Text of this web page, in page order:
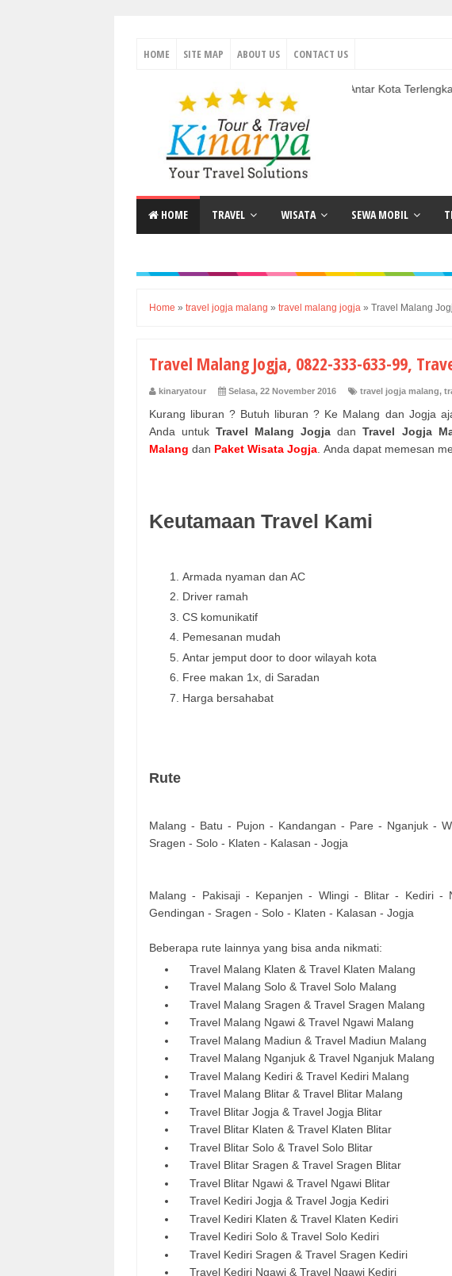
HOME SITE MAP ABOUT US CONTACT US
Travel Antar Kota Terlengkap |
HOME TRAVEL WISATA SEWA MOBIL
Home » travel jogja malang » travel malang jogja » Travel Malang
Travel Malang Jogja, 0822-333-633-99,
kinaryatour Selasa, 22 November 2016 travel jogja malang,
Kurang liburan ? Butuh liburan ? Ke Malang dan Jogja
Anda untukTravel Malang Jogja danTravel Jogja
Malang dan Paket Wisata Jogja . Anda dapat memesan
Keutamaan Travel Kami
Armada nyaman dan AC
Driver ramah
CS komunikatif
Pemesanan mudah
Antar jemput door to door wilayah kota
Free makan 1x, di Saradan
Harga bersahabat
Rute
Malang - Batu - Pujon - Kandangan - Pare - Nganjuk -
Sragen - Solo - Klaten - Kalasan - Jogja
Malang - Pakisaji - Kepanjen - Wlingi - Blitar - Kediri -
Gendingan - Sragen - Solo - Klaten - Kalasan - Jogja
Beberapa rute lainnya yang bisa anda nikmati:
Travel Malang Klaten & Travel Klaten Malang
Travel Malang Solo & Travel Solo Malang
Travel Malang Sragen & Travel Sragen Malang
Travel Malang Ngawi & Travel Ngawi Malang
Travel Malang Madiun & Travel Madiun Malang
Travel Malang Nganjuk & Travel Nganjuk Malang
Travel Malang Kediri & Travel Kediri Malang
Travel Malang Blitar & Travel Blitar Malang
Travel Blitar Jogja & Travel Jogja Blitar
Travel Blitar Klaten & Travel Klaten Blitar
Travel Blitar Solo & Travel Solo Blitar
Travel Blitar Sragen & Travel Sragen Blitar
Travel Blitar Ngawi & Travel Ngawi Blitar
Travel Kediri Jogja & Travel Jogja Kediri
Travel Kediri Klaten & Travel Klaten Kediri
Travel Kediri Solo & Travel Solo Kediri
Travel Kediri Sragen & Travel Sragen Kediri
Travel Kediri Ngawi & Travel Ngawi Kediri